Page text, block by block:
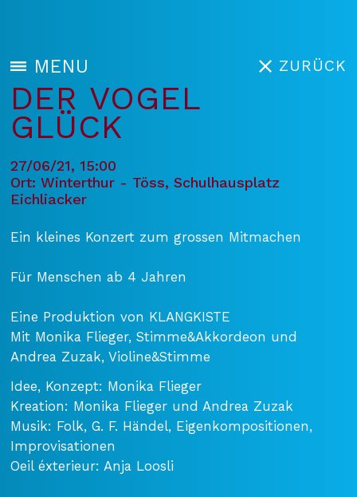
MENU ZURÜCK
DER VOGEL
GLÜCK
27/06/21, 15:00
Ort: Winterthur - Töss, Schulhausplatz
Eichliacker
Ein kleines Konzert zum grossen Mitmachen
Für Menschen ab 4 Jahren
Eine Produktion von KLANGKISTE
Mit Monika Flieger, Stimme&Akkordeon und
Andrea Zuzak, Violine&Stimme
Idee, Konzept: Monika Flieger
Kreation: Monika Flieger und Andrea Zuzak
Musik: Folk, G. F. Händel, Eigenkompositionen,
Improvisationen
Oeil éxterieur: Anja Loosli